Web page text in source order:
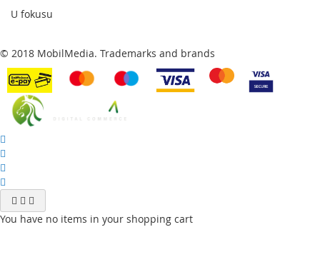
U fokusu
© 2018 MobilMedia. Trademarks and brands
You have no items in your shopping cart